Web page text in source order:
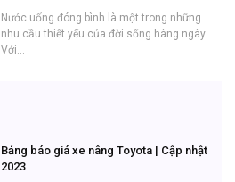
Nước uống đóng bình là một trong những
nhu cầu thiết yếu của đời sống hàng ngày.
Với...
Bảng báo giá xe nâng Toyota | Cập nhật
2023